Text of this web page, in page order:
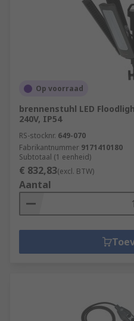
Op voorraad
brennenstuhl LED
240V, IP54
RS-stocknr. 649-070
Fabrikantnummer 9171410180
Subtotaal (1 eenheid)
€ 832,83(excl. BTW)
Aantal